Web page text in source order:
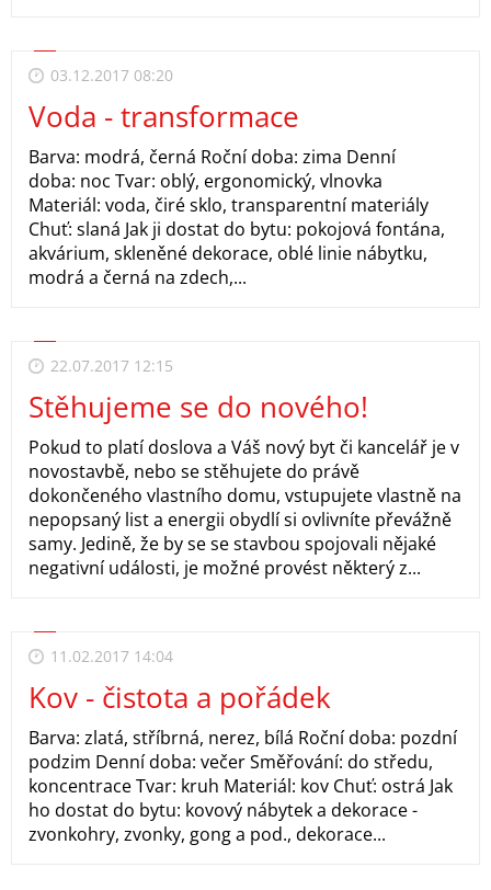
03.12.2017 08:20
Voda - transformace
Barva: modrá, černá Roční doba: zima Denní
doba: noc Tvar: oblý, ergonomický, vlnovka
Materiál: voda, čiré sklo, transparentní materiály
Chuť: slaná Jak ji dostat do bytu: pokojová fontána,
akvárium, skleněné dekorace, oblé linie nábytku,
modrá a černá na zdech,...
22.07.2017 12:15
Stěhujeme se do nového!
Pokud to platí doslova a Váš nový byt či kancelář je v
novostavbě, nebo se stěhujete do právě
dokončeného vlastního domu, vstupujete vlastně na
nepopsaný list a energii obydlí si ovlivníte převážně
samy. Jedině, že by se se stavbou spojovali nějaké
negativní události, je možné provést některý z...
11.02.2017 14:04
Kov - čistota a pořádek
Barva: zlatá, stříbrná, nerez, bílá Roční doba: pozdní
podzim Denní doba: večer Směřování: do středu,
koncentrace Tvar: kruh Materiál: kov Chuť: ostrá Jak
ho dostat do bytu: kovový nábytek a dekorace -
zvonkohry, zvonky, gong a pod., dekorace...